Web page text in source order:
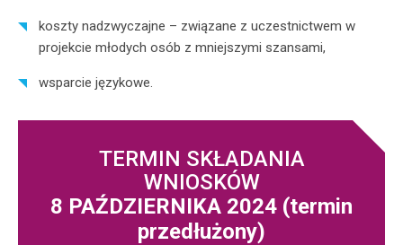
koszty nadzwyczajne – związane z uczestnictwem w
projekcie młodych osób z mniejszymi szansami,
wsparcie językowe.
TERMIN SKŁADANIA
WNIOSKÓW
8 PAŹDZIERNIKA 2024 (termin
przedłużony)